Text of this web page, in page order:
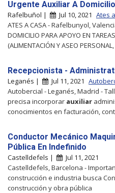
Urgente Auxiliar A
Rafelbuñol | Jul 10, 2021 Ates
ATES A CASA - Rafelbunyol,
DOMICILIO PARA APOYO EN
(ALIMENTACIÓN Y ASEO
Recepcionista -
Leganés | Jul 11, 2021
Autobercial - Leganés, Madrid -
precisa incorporar auxiliar
conocimientos en facturación,
Conductor Mecánico
Pública En Indefinido
Castelldefels |
Jul 11, 2021
Castelldefels, Barcelona -
construcción e industria busca
construcción y obra pública